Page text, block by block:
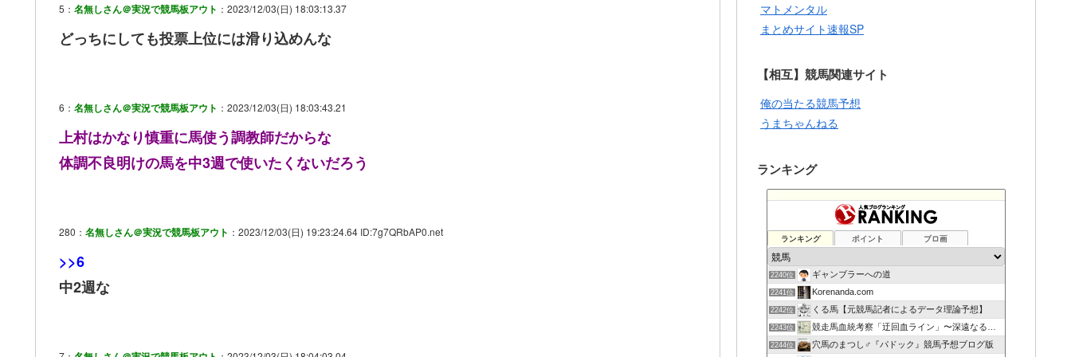
5： 名無しさん＠実況で競馬板アウト ：2023/12/03(日) 18:03:13.37
どっちにしても投票上位には滑り込めんな
6： 名無しさん＠実況で競馬板アウト ：2023/12/03(日) 18:03:43.21
上村はかなり慎重に馬使う調教師だからな
体調不良明けの馬を中3週で使いたくないだろう
280： 名無しさん＠実況で競馬板アウト ：2023/12/03(日) 19:23:24.64 ID:7g7QRbAP0.net
>>6
中2週な
マトメンタル
まとめサイト速報SP
【相互】競馬関連サイト
俺の当たる競馬予想
うまちゃんねる
ランキング
ランキング ポイント ブロ画
2240位 ギャンブラーへの道
2241位 Korenanda.com
2242位 くる馬【元競馬記者によるデータ理論予想】
2243位 競走馬血統考察「迂回血ライン」〜深遠なる血の連鎖〜
2244位 穴馬のまつし♂『パドック』競馬予想ブログ版